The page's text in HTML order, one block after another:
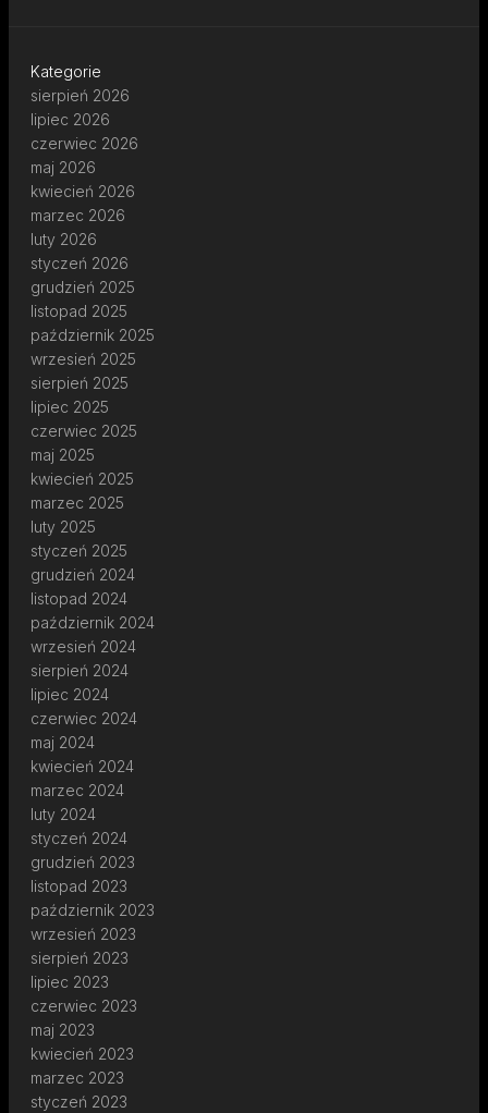
Kategorie
sierpień 2026
lipiec 2026
czerwiec 2026
maj 2026
kwiecień 2026
marzec 2026
luty 2026
styczeń 2026
grudzień 2025
listopad 2025
październik 2025
wrzesień 2025
sierpień 2025
lipiec 2025
czerwiec 2025
maj 2025
kwiecień 2025
marzec 2025
luty 2025
styczeń 2025
grudzień 2024
listopad 2024
październik 2024
wrzesień 2024
sierpień 2024
lipiec 2024
czerwiec 2024
maj 2024
kwiecień 2024
marzec 2024
luty 2024
styczeń 2024
grudzień 2023
listopad 2023
październik 2023
wrzesień 2023
sierpień 2023
lipiec 2023
czerwiec 2023
maj 2023
kwiecień 2023
marzec 2023
styczeń 2023